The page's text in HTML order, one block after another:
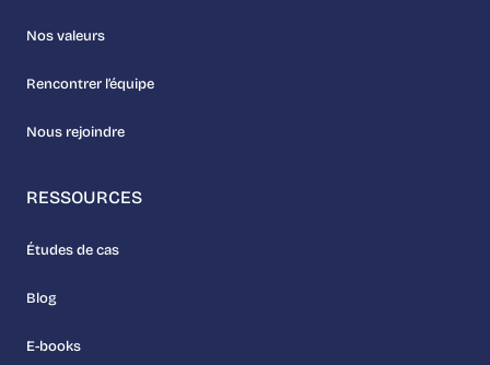
Nos valeurs
Rencontrer l’équipe
Nous rejoindre
RESSOURCES
Études de cas
Blog
E-books